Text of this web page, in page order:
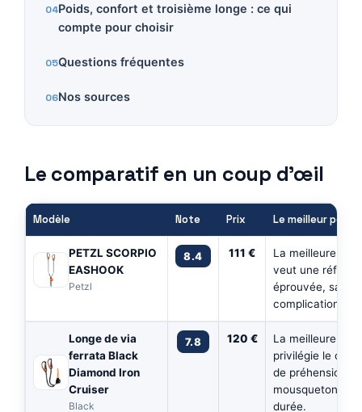
Poids, confort et troisième longe : ce qui
compte pour choisir
Questions fréquentes
Nos sources
Le comparatif en un coup d’œil
Modèle Note Prix Le meilleur pour
PETZL SCORPIO
EASHOOK
Petzl
8.4 111 €
La meilleure
veut une
éprouvée, sans
complication.
Longe de via
ferrata Black
Diamond Iron
Cruiser
Black
7.8 120 €
La meilleure
privilégie le
de préhension
mousquetons
durée.